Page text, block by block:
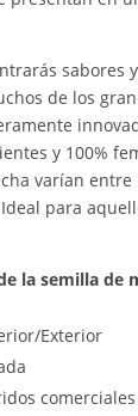
sabores
de los
y 100%
varían entre
para
la semilla de
Exterior